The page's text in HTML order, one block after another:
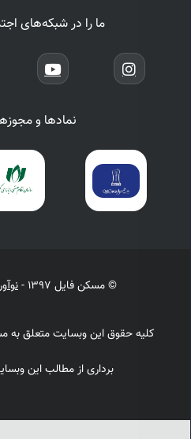
ما را در شبکه‌های
نمادها و
© مسکن فایل 1397 -
کلیه حقوق این وبسایت متعلق به
برداری از مطالب این